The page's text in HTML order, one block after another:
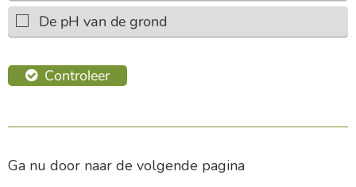
Ga nu door naar de volgende pagina